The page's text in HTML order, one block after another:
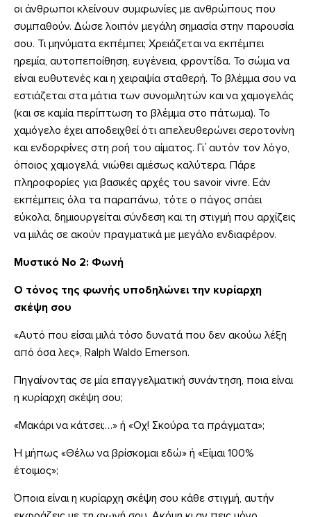
οι άνθρωποι κλείνουν συμφωνίες με ανθρώπους που
συμπαθούν. Δώσε λοιπόν μεγάλη σημασία στην παρουσία
σου. Τι μηνύματα εκπέμπει; Χρειάζεται να εκπέμπει
ηρεμία, αυτοπεποίθηση, ευγένεια, φροντίδα. Το σώμα να
είναι ευθυτενές και η χειραψία σταθερή. Το βλέμμα σου να
εστιάζεται στα μάτια των συνομιλητών και να χαμογελάς
(και σε καμία περίπτωση το βλέμμα στο πάτωμα). Το
χαμόγελο έχει αποδειχθεί ότι απελευθερώνει σεροτονίνη
και ενδορφίνες στη ροή του αίματος. Γι΄ αυτόν τον λόγο,
όποιος χαμογελά, νιώθει αμέσως καλύτερα. Πάρε
πληροφορίες για βασικές αρχές του savoir vivre. Εάν
εκπέμπεις όλα τα παραπάνω, τότε ο πάγος σπάει
εύκολα, δημιουργείται σύνδεση και τη στιγμή που αρχίζεις
να μιλάς σε ακούν πραγματικά με μεγάλο ενδιαφέρον.
Μυστικό Νο 2: Φωνή
Ο τόνος της φωνής υποδηλώνει την κυρίαρχη
σκέψη σου
«Αυτό που είσαι μιλά τόσο δυνατά που δεν ακούω λέξη
από όσα λες», Ralph Waldo Emerson.
Πηγαίνοντας σε μία επαγγελματική συνάντηση, ποια είναι
η κυρίαρχη σκέψη σου;
«Μακάρι να κάτσει;…» ή «Οχ! Σκούρα τα πράγματα»;
Ή μήπως «Θέλω να βρίσκομαι εδώ» ή «Είμαι 100%
έτοιμος»;
Όποια είναι η κυρίαρχη σκέψη σου κάθε στιγμή, αυτήν